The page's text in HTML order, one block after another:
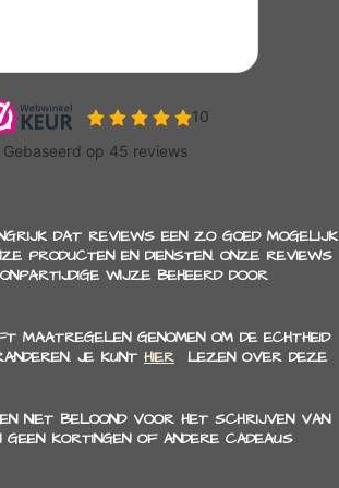
DAT REVIEWS EEN ZO GOED MOGELIJK
PRODUCTEN EN DIENSTEN. ONZE REVIEWS
WIJZE BEHEERD DOOR
MAATREGELEN GENOMEN OM DE ECHTHEID
JE KUNT HIER LEZEN OVER DEZE
NIET BELOOND VOOR HET SCHRIJVEN VAN
KORTINGEN OF ANDERE CADEAUS